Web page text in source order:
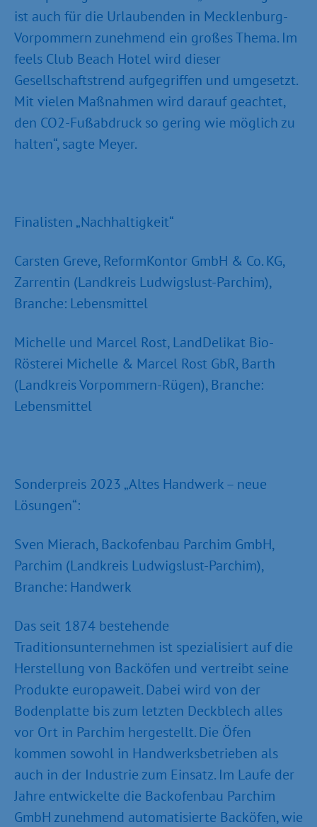
ist auch für die Urlaubenden in Mecklenburg-
Vorpommern zunehmend ein großes Thema. Im
feels Club Beach Hotel wird dieser
Gesellschaftstrend aufgegriffen und umgesetzt.
Mit vielen Maßnahmen wird darauf geachtet,
den CO2-Fußabdruck so gering wie möglich zu
halten“, sagte Meyer.
Finalisten „Nachhaltigkeit“
Carsten Greve, ReformKontor GmbH & Co. KG,
Zarrentin (Landkreis Ludwigslust-Parchim),
Branche: Lebensmittel
Michelle und Marcel Rost, LandDelikat Bio-
Rösterei Michelle & Marcel Rost GbR, Barth
(Landkreis Vorpommern-Rügen), Branche:
Lebensmittel
Sonderpreis 2023 „Altes Handwerk – neue
Lösungen“:
Sven Mierach, Backofenbau Parchim GmbH,
Parchim (Landkreis Ludwigslust-Parchim),
Branche: Handwerk
Das seit 1874 bestehende
Traditionsunternehmen ist spezialisiert auf die
Herstellung von Backöfen und vertreibt seine
Produkte europaweit. Dabei wird von der
Bodenplatte bis zum letzten Deckblech alles
vor Ort in Parchim hergestellt. Die Öfen
kommen sowohl in Handwerksbetrieben als
auch in der Industrie zum Einsatz. Im Laufe der
Jahre entwickelte die Backofenbau Parchim
GmbH zunehmend automatisierte Backöfen, wie